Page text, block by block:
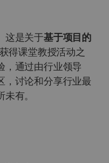
这是关于基于项目的
得课堂教授活动之
，通过由行业领导
，讨论和分享行业最
有。